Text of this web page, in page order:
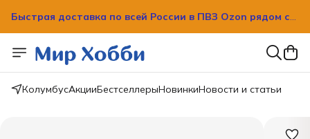
Быстрая доставка по всей России в ПВЗ Ozon рядом с
Быстрая доставка по всей России в ПВЗ Ozon рядом с
вашим домом!
КолумбусАкцииБестселлерыНовинкиНовости и статьи